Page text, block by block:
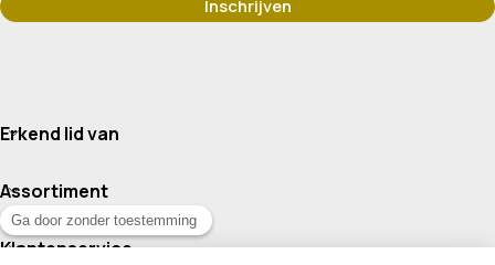
Erkend lid van
Assortiment
Klantenservice